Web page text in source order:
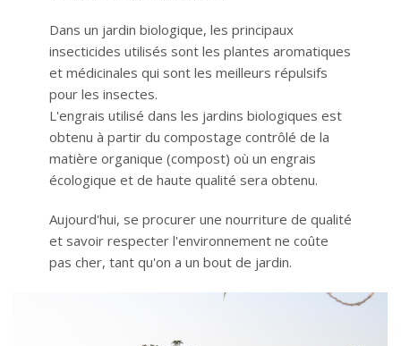
Dans un jardin biologique, les principaux
insecticides utilisés sont les plantes aromatiques
et médicinales qui sont les meilleurs répulsifs
pour les insectes.
L'engrais utilisé dans les jardins biologiques est
obtenu à partir du compostage contrôlé de la
matière organique (compost) où un engrais
écologique et de haute qualité sera obtenu.
Aujourd'hui, se procurer une nourriture de qualité
et savoir respecter l'environnement ne coûte
pas cher, tant qu'on a un bout de jardin.